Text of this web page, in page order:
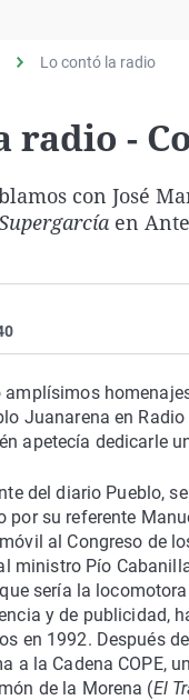
Operación Viuda
Negra
Lo contó la radio
radio -
con José
en
amplísimos
Juanarena en
apetecía dedicarle
del diario Pueblo,
por su referente
al Congreso de
ministro Pío
sería la
y de publicidad,
en 1992. Después
a la Cadena COPE,
de la Morena (El